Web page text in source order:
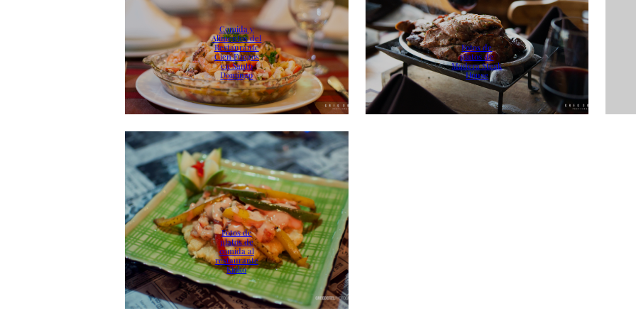
Comida y
Alimentos del
Restaurante
Cien Fuegos
en Santo
Domingo
Fotos de
platos de
Madera Steak
House
Fotos de
platos de
comida al
restaurante
Kioko